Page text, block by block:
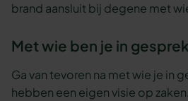
brand aansluit bij degene met
Met wie ben je in gesprek
Ga van tevoren na met wie je in
hebben een eigen visie op